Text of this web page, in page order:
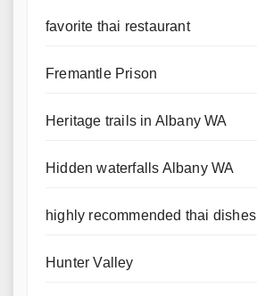
favorite thai restaurant
Fremantle Prison
Heritage trails in Albany WA
Hidden waterfalls Albany WA
highly recommended thai dishes
Hunter Valley